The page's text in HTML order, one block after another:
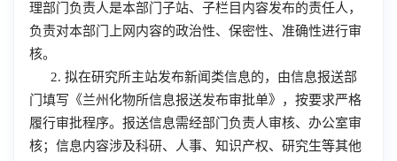
理部门负责人是本部门子站、子栏目内容发布的责任人，
负责对本部门上网内容的政治性、保密性、准确性进行审
核。
2. 拟在研究所主站发布新闻类信息的，由信息报送部
门填写《兰州化物所信息报送发布审批单》，按要求严格
履行审批程序。报送信息需经部门负责人审核、办公室审
核；信息内容涉及科研、人事、知识产权、研究生等其他